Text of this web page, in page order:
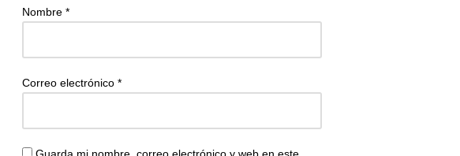
Nombre *
Correo electrónico *